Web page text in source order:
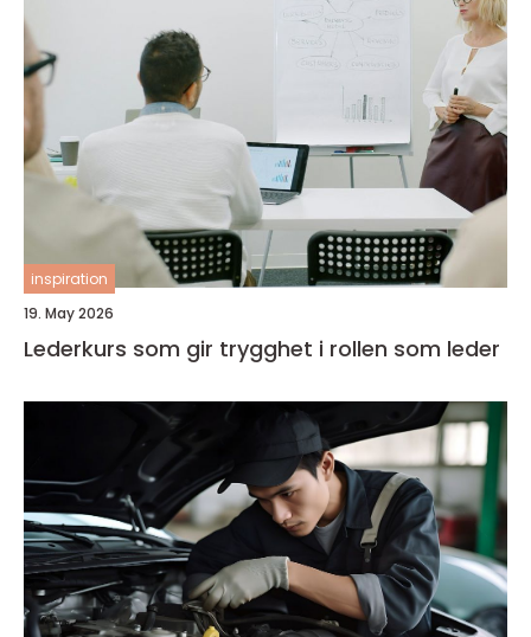
inspiration
19. May 2026
Lederkurs som gir trygghet i rollen som leder